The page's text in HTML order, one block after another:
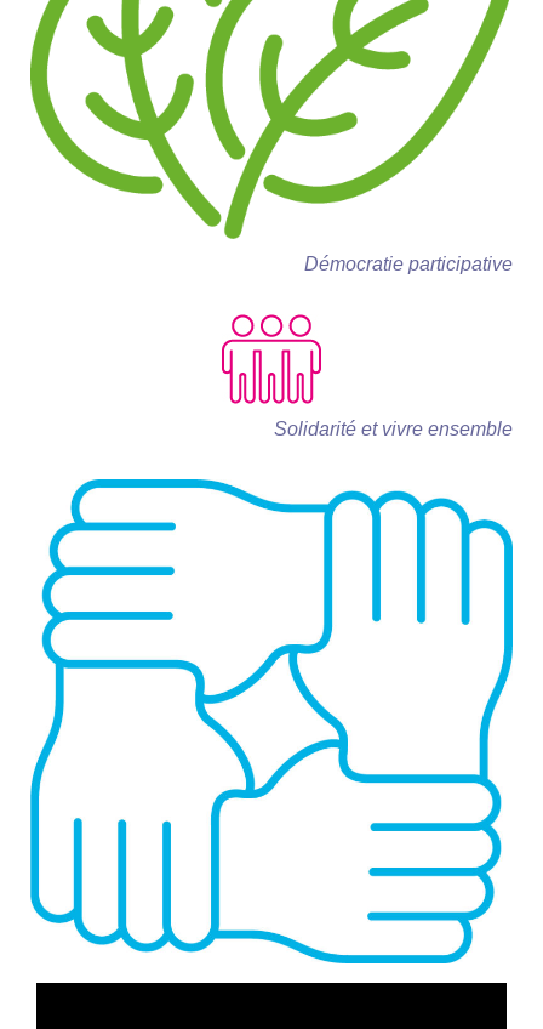
Démocratie participative
Solidarité et vivre ensemble